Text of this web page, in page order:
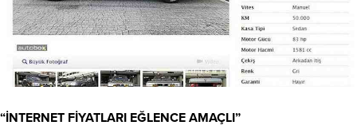
“İNTERNET FİYATLARI EĞLENCE AMAÇLI”